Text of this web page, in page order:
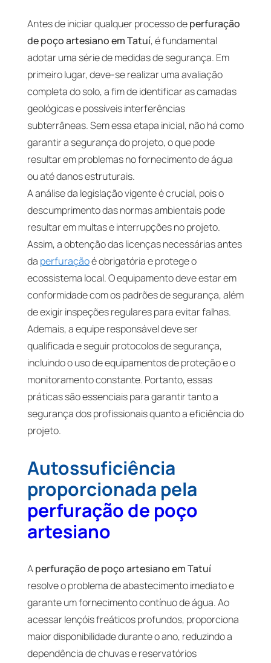
Antes de iniciar qualquer processo deperfuração
de poço artesiano em Tatuí, é fundamental
adotar uma série de medidas de segurança. Em
primeiro lugar, deve-se realizar uma avaliação
completa do solo, a fim de identificar as camadas
geológicas e possíveis interferências
subterrâneas. Sem essa etapa inicial, não há como
garantir a segurança do projeto, o que pode
resultar em problemas no fornecimento de água
ou até danos estruturais.
A análise da legislação vigente é crucial, pois o
descumprimento das normas ambientais pode
resultar em multas e interrupções no projeto.
Assim, a obtenção das licenças necessárias antes
da perfuraçãoé obrigatória e protege o
ecossistema local. O equipamento deve estar em
conformidade com os padrões de segurança, além
de exigir inspeções regulares para evitar falhas.
Ademais, a equipe responsável deve ser
qualificada e seguir protocolos de segurança,
incluindo o uso de equipamentos de proteção e o
monitoramento constante. Portanto, essas
práticas são essenciais para garantir tanto a
segurança dos profissionais quanto a eficiência do
projeto.
Autossuficiência
proporcionada pela
perfuração de poço
artesiano
Aperfuração de poço artesiano em Tatuí
resolve o problema de abastecimento imediato e
garante um fornecimento contínuo de água. Ao
acessar lençóis freáticos profundos, proporciona
maior disponibilidade durante o ano, reduzindo a
dependência de chuvas e reservatórios